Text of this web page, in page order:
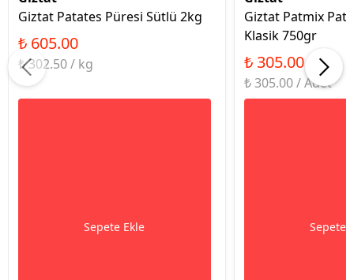
Giztat Patates Püresi Sütlü 2kg
₺ 605.00
₺ 302.50 / kg
Sepete Ekle
Giztat Patmix
Klasik 750gr
₺ 305.00
₺ 305.00 / Adet
Sepete